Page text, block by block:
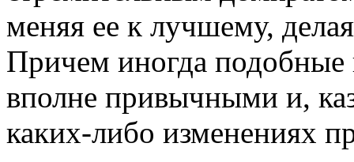
меняя ее к лучшему,
Причем иногда подобные
вполне привычными и,
каких-либо изменениях